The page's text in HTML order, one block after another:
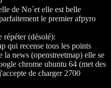
de No`et elle est belle
le premier afpyro
répéter (désolé):
qui recense tous les points
news (openstreetmap) elle se
chrome ubuntu 64 (met des
de charger 2700